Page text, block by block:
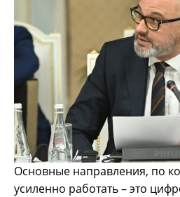
Основные направления, по
усиленно работать – это